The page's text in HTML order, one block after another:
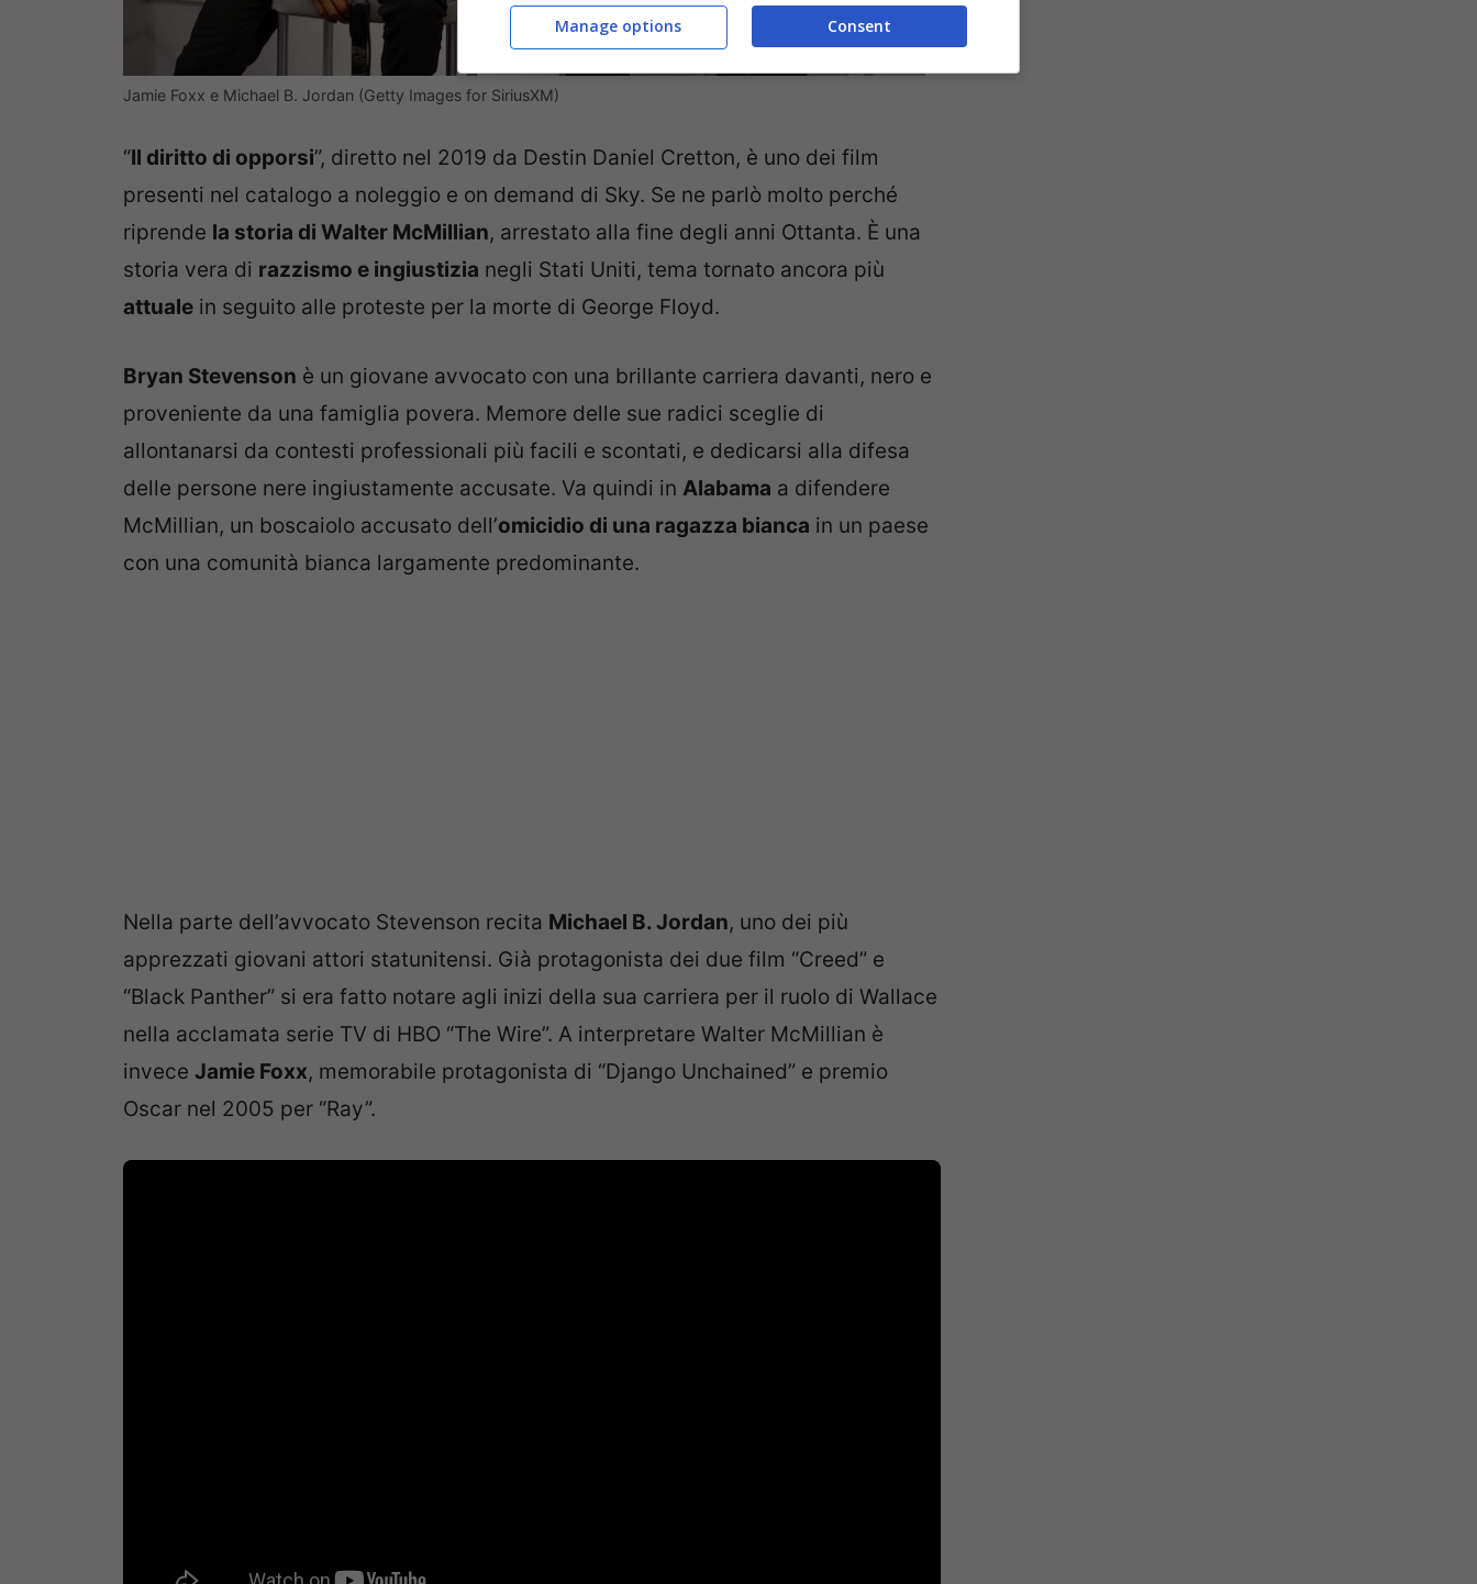
Jamie Foxx e Michael B. Jordan (Getty Images for SiriusXM)
“Il diritto di opporsi”, diretto nel 2019 da Destin Daniel Cretton, è uno dei film
presenti nel catalogo a noleggio e on demand di Sky. Se ne parlò molto perché
riprende la storia di Walter McMillian, arrestato alla fine degli anni Ottanta. È una
storia vera di razzismo e ingiustizia negli Stati Uniti, tema tornato ancora più
attuale in seguito alle proteste per la morte di George Floyd.
Bryan Stevenson è un giovane avvocato con una brillante carriera davanti, nero e
proveniente da una famiglia povera. Memore delle sue radici sceglie di
allontanarsi da contesti professionali più facili e scontati, e dedicarsi alla difesa
delle persone nere ingiustamente accusate. Va quindi in Alabama a difendere
McMillian, un boscaiolo accusato dell’omicidio di una ragazza bianca in un paese
con una comunità bianca largamente predominante.
Nella parte dell’avvocato Stevenson recita Michael B. Jordan, uno dei più
apprezzati giovani attori statunitensi. Già protagonista dei due film “Creed” e
“Black Panther” si era fatto notare agli inizi della sua carriera per il ruolo di Wallace
nella acclamata serie TV di HBO “The Wire”. A interpretare Walter McMillian è
invece Jamie Foxx, memorabile protagonista di “Django Unchained” e premio
Oscar nel 2005 per “Ray”.
Consent
Manage options